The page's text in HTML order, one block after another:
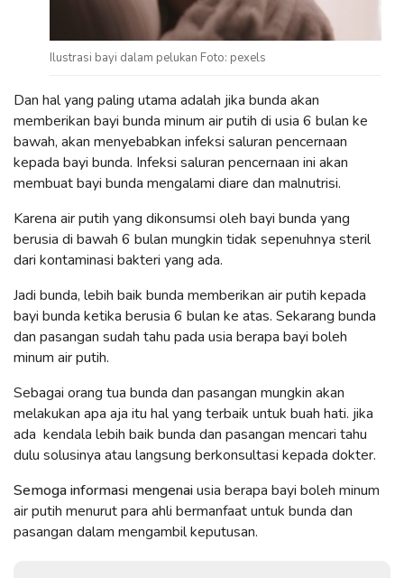
Ilustrasi bayi dalam pelukan Foto: pexels
Dan hal yang paling utama adalah jika bunda akan
memberikan bayi bunda minum air putih di usia 6 bulan ke
bawah, akan menyebabkan infeksi saluran pencernaan
kepada bayi bunda. Infeksi saluran pencernaan ini akan
membuat bayi bunda mengalami diare dan malnutrisi.
Karena air putih yang dikonsumsi oleh bayi bunda yang
berusia di bawah 6 bulan mungkin tidak sepenuhnya steril
dari kontaminasi bakteri yang ada.
Jadi bunda, lebih baik bunda memberikan air putih kepada
bayi bunda ketika berusia 6 bulan ke atas. Sekarang bunda
dan pasangan sudah tahu pada usia berapa bayi boleh
minum air putih.
Sebagai orang tua bunda dan pasangan mungkin akan
melakukan apa aja itu hal yang terbaik untuk buah hati. jika
ada kendala lebih baik bunda dan pasangan mencari tahu
dulu solusinya atau langsung berkonsultasi kepada dokter.
Semoga informasi mengenaiusia berapa bayi boleh minum
air putih menurut para ahli bermanfaat untuk bunda dan
pasangan dalam mengambil keputusan.